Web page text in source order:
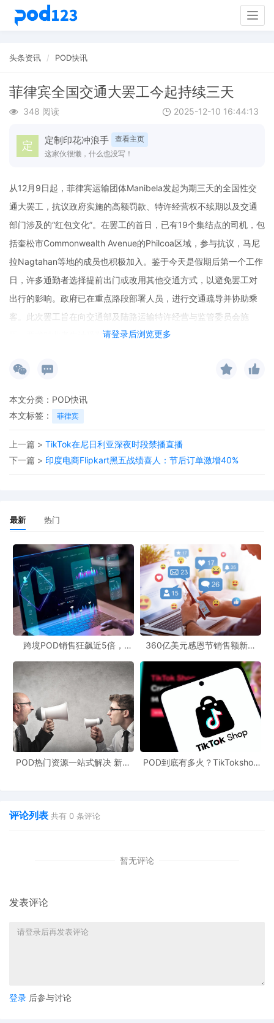
头条资讯 POD快讯
菲律宾全国交通大罢工今起持续三天
348 阅读 2025-12-10 16:44:13
定制印花冲浪手
查看主页
这家伙很懒，什么也没写！
请登录后浏览更多
从12月9日起，菲律宾运输团体Manibela发起为期三天的全国性交
通大罢工，抗议政府实施的高额罚款、特许经营权不续期以及交通
部门涉及的“红包文化”。在罢工的首日，已有19个集结点的司机，包
括奎松市Commonwealth Avenue的Philcoa区域，参与抗议，马尼
拉Nagtahan等地的成员也积极加入。鉴于今天是假期后第一个工作
日，许多通勤者选择提前出门或改用其他交通方式，以避免罢工对
出行的影响。政府已在重点路段部署人员，进行交通疏导并协助乘
客。此次罢工旨在向交通部及陆路运输特许经营与监管委员会施
压，要求对业者生计受影响的诉求做出回应。
本文分类： POD快讯
本文标签：
菲律宾
上一篇 > TikTok在尼日利亚深夜时段禁播直播
下一篇 > 印度电商Flipkart黑五战绩喜人：节后订单激增40%
最新 热门
跨境POD销售狂飙近5倍，
360亿美元感恩节销售额新纪
新风潮！
POD热门资源一站式解决 新手
POD到底有多火？TikTokshop
评论列表 共有 0 条评论
暂无评论
发表评论
登录 后参与讨论